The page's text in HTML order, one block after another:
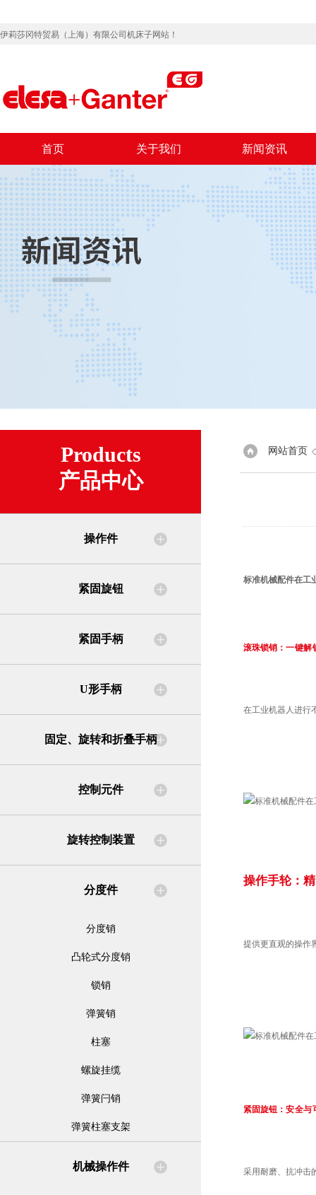
伊莉莎冈特贸易（上海）有限公司机床子网站！
首页 关于我们 新闻资讯
Products
产品中心
操作件
紧固旋钮
紧固手柄
U形手柄
固定、旋转和折叠手柄
控制元件
旋转控制装置
分度件
分度销
凸轮式分度销
锁销
弹簧销
柱塞
螺旋挂缆
弹簧闩销
弹簧柱塞支架
机械操作件
网站首页
标准机械配件在工
滚珠锁销： 一键解
在工业机器人进行
操作手轮：
提供更直观的操作
紧固旋钮： 安全与
采用耐磨、抗冲击